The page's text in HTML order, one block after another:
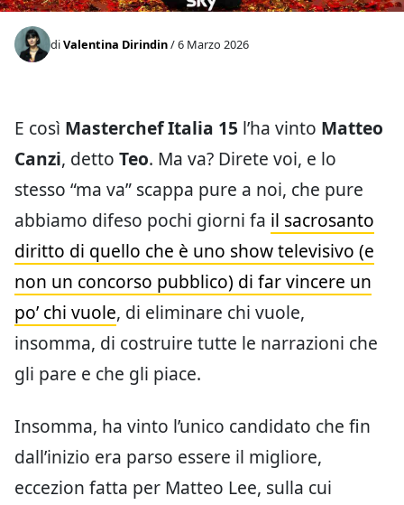
diValentina Dirindin/ 6 Marzo 2026
E così Masterchef Italia 15 l’ha vinto Matteo
Canzi, detto Teo. Ma va? Direte voi, e lo
stesso “ma va” scappa pure a noi, che pure
abbiamo difeso pochi giorni fa il sacrosanto
diritto di quello che è uno show televisivo (e
non un concorso pubblico) di far vincere un
po’ chi vuole, di eliminare chi vuole,
insomma, di costruire tutte le narrazioni che
gli pare e che gli piace.
Insomma, ha vinto l’unico candidato che fin
dall’inizio era parso essere il migliore,
eccezion fatta per Matteo Lee, sulla cui